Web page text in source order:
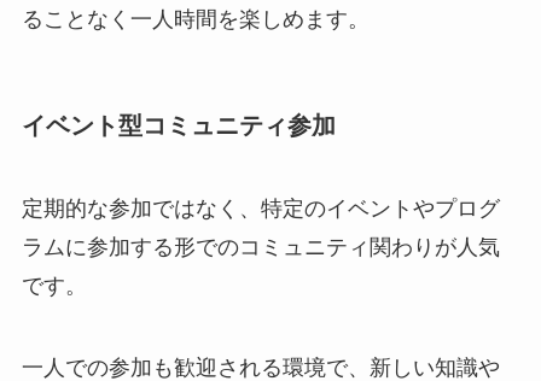
ることなく一人時間を楽しめます。
イベント型コミュニティ参加
定期的な参加ではなく、特定のイベントやプログ
ラムに参加する形でのコミュニティ関わりが人気
です。
一人での参加も歓迎される環境で、新しい知識や